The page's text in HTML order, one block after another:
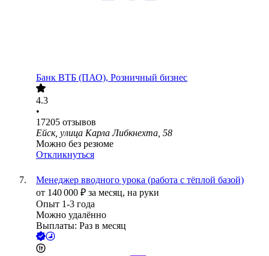
Банк ВТБ (ПАО), Розничный бизнес
4.3
•
17205 отзывов
Ейск, улица Карла Либкнехта, 58
Можно без резюме
Откликнуться
Менеджер вводного урока (работа с тёплой базой)
от 140 000 ₽ за месяц, на руки
Опыт 1-3 года
Можно удалённо
Выплаты: Раз в месяц